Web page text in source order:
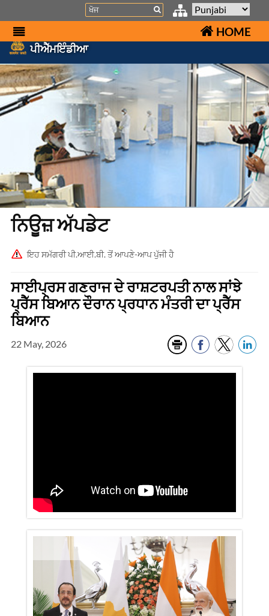
Search
HOME
ਪੀਐੱਮਇੰਡੀਆ
ਨਿਊਜ਼ ਅੱਪਡੇਟ
ਇਹ ਸਮੱਗਰੀ ਪੀ.ਆਈ.ਬੀ. ਤੋਂ ਆਪਣੇ-ਆਪ ਪੁੱਜੀ ਹੈ
ਸਾਈਪ੍ਰਸ ਗਣਰਾਜ ਦੇ ਰਾਸ਼ਟਰਪਤੀ ਨਾਲ ਸਾਂਝੇ
ਪ੍ਰੈੱਸ ਬਿਆਨ ਦੌਰਾਨ ਪ੍ਰਧਾਨ ਮੰਤਰੀ ਦਾ ਪ੍ਰੈੱਸ
ਬਿਆਨ
22 May, 2026